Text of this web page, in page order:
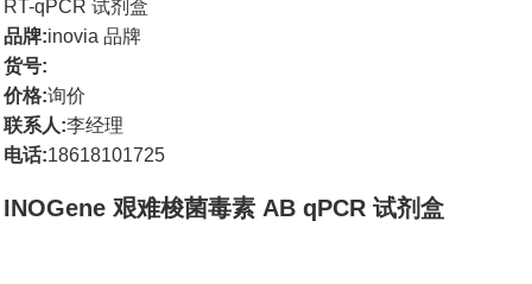
RT-qPCR 试剂盒
品牌:inovia 品牌
货号:
价格:询价
联系人:李经理
电话:18618101725
INOGene 艰难梭菌毒素 AB qPCR 试剂盒